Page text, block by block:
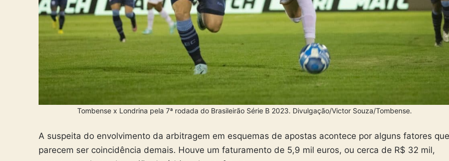
Tombense x Londrina pela 7ª rodada do Brasileirão Série B 2023. Divulgação/Victor Souza/Tombense.
A suspeita do envolvimento da arbitragem em esquemas de apostas acontece por alguns fatores que
parecem ser coincidência demais. Houve um faturamento de 5,9 mil euros, ou cerca de R$ 32 mil,